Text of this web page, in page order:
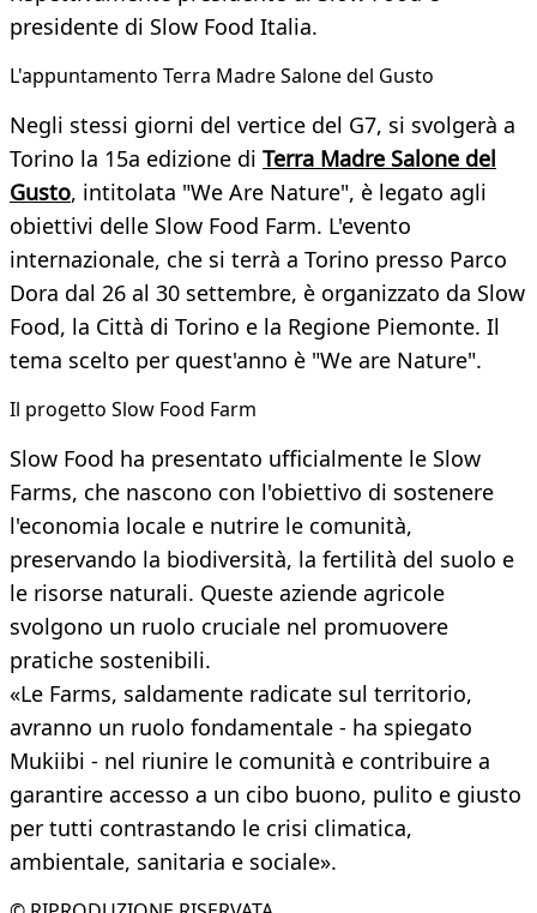
presidente di Slow Food Italia.
L'appuntamento Terra Madre Salone del Gusto
Negli stessi giorni del vertice del G7, si svolgerà a
Torino la 15a edizione di Terra Madre Salone del
Gusto, intitolata "We Are Nature", è legato agli
obiettivi delle Slow Food Farm. L'evento
internazionale, che si terrà a Torino presso Parco
Dora dal 26 al 30 settembre, è organizzato da Slow
Food, la Città di Torino e la Regione Piemonte. Il
tema scelto per quest'anno è "We are Nature".
Il progetto Slow Food Farm
Slow Food ha presentato ufficialmente le Slow
Farms, che nascono con l'obiettivo di sostenere
l'economia locale e nutrire le comunità,
preservando la biodiversità, la fertilità del suolo e
le risorse naturali. Queste aziende agricole
svolgono un ruolo cruciale nel promuovere
pratiche sostenibili.
«Le Farms, saldamente radicate sul territorio,
avranno un ruolo fondamentale - ha spiegato
Mukiibi - nel riunire le comunità e contribuire a
garantire accesso a un cibo buono, pulito e giusto
per tutti contrastando le crisi climatica,
ambientale, sanitaria e sociale».